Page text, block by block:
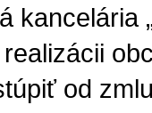
kancelária
od